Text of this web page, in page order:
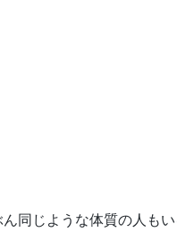
同じような体質の人も